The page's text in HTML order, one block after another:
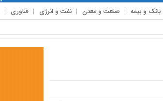
بانک و بیمه صنعت و معدن نفت و انرژی فناوری